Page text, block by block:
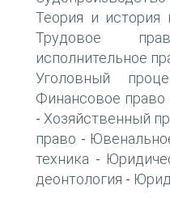
Теория и история
Трудовое
исполнительное
Уголовный
Финансовое право
- Хозяйственный
право -
техника -
деонтология -